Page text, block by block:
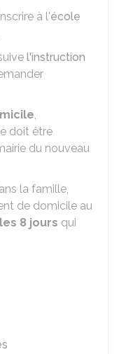
à l'école
l'instruction
,
doit être
du nouveau
la famille,
de domicile au
8 jours qui